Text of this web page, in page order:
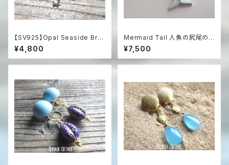
【SV925】Opal Seaside Bra
celet スターフィッシュ＆オパー
ル
¥4,800
Mermaid Tail 人魚の尻尾の
革紐ハワイアンネックレス マザ
ーオブパール＆シルバー925
¥7,500